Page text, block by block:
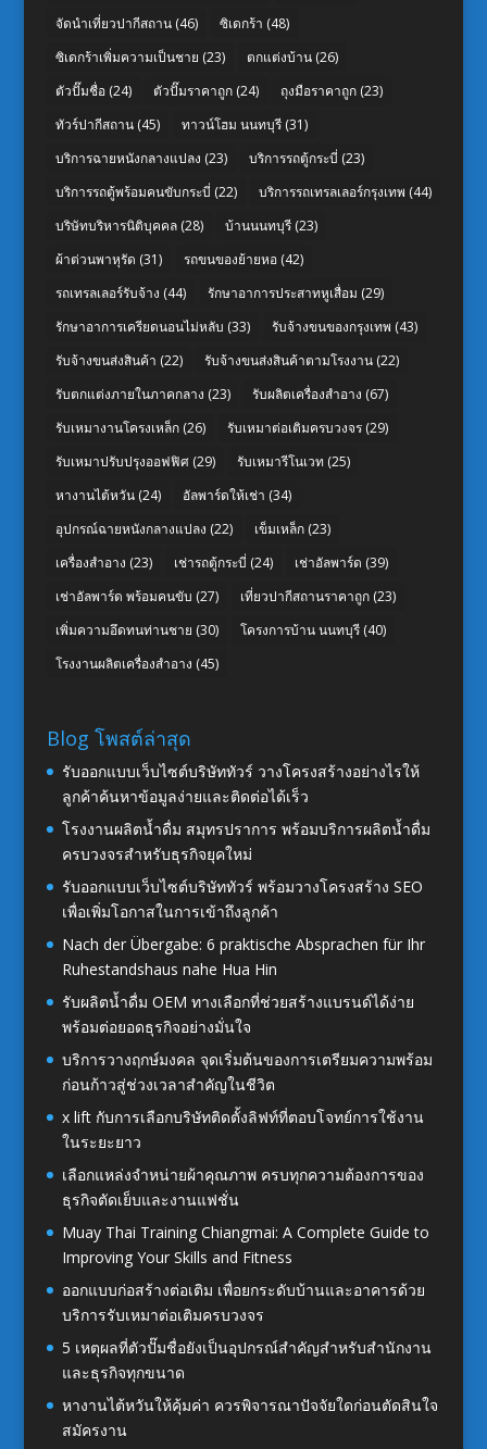
จัดนำเที่ยวปากีสถาน(46) ซิเดกร้า (48)
ซิเดกร้าเพิ่มความเป็นชาย (23) ตกแต่งบ้าน(26)
ตัวปั๊มชื่อ(24) ตัวปั๊มราคาถูก(24) ถุงมือราคาถูก(23)
ทัวร์ปากีสถาน(45) ทาวน์โฮม นนทบุรี(31)
บริการฉายหนังกลางแปลง (23) บริการรถตู้กระบี่ (23)
บริการรถตู้พร้อมคนขับกระบี่ (22) บริการรถเทรลเลอร์กรุงเทพ (44)
บริษัทบริหารนิติบุคคล(28) บ้านนนทบุรี(23)
ผ้าต่วนพาหุรัด (31) รถขนของย้ายหอ(42)
รถเทรลเลอร์รับจ้าง (44) รักษาอาการประสาทหูเสื่อม (29)
รักษาอาการเครียดนอนไม่หลับ (33) รับจ้างขนของกรุงเทพ (43)
รับจ้างขนส่งสินค้า (22) รับจ้างขนส่งสินค้าตามโรงงาน(22)
รับตกแต่งภายในภาคกลาง (23) รับผลิตเครื่องสำอาง (67)
รับเหมางานโครงเหล็ก(26) รับเหมาต่อเติมครบวงจร(29)
รับเหมาปรับปรุงออฟฟิศ(29) รับเหมารีโนเวท (25)
หางานไต้หวัน(24) อัลพาร์ดให้เช่า (34)
อุปกรณ์ฉายหนังกลางแปลง (22) เข็มเหล็ก(23)
เครื่องสำอาง (23) เช่ารถตู้กระบี่ (24) เช่าอัลพาร์ด (39)
เช่าอัลพาร์ด พร้อมคนขับ (27) เที่ยวปากีสถานราคาถูก(23)
เพิ่มความอึดทนท่านชาย (30) โครงการบ้าน นนทบุรี(40)
โรงงานผลิตเครื่องสำอาง (45)
Blog โพสต์ล่าสุด
รับออกแบบเว็บไซต์บริษัททัวร์ วางโครงสร้างอย่างไรให้
ลูกค้าค้นหาข้อมูลง่ายและติดต่อได้เร็ว
โรงงานผลิตน้ำดื่ม สมุทรปราการ พร้อมบริการผลิตน้ำดื่ม
ครบวงจรสำหรับธุรกิจยุคใหม่
รับออกแบบเว็บไซต์บริษัททัวร์ พร้อมวางโครงสร้าง SEO
เพื่อเพิ่มโอกาสในการเข้าถึงลูกค้า
Nach der Übergabe: 6 praktische Absprachen für Ihr
Ruhestandshaus nahe Hua Hin
รับผลิตน้ำดื่ม OEM ทางเลือกที่ช่วยสร้างแบรนด์ได้ง่าย
พร้อมต่อยอดธุรกิจอย่างมั่นใจ
บริการวางฤกษ์มงคล จุดเริ่มต้นของการเตรียมความพร้อม
ก่อนก้าวสู่ช่วงเวลาสำคัญในชีวิต
x lift กับการเลือกบริษัทติดตั้งลิฟท์ที่ตอบโจทย์การใช้งาน
ในระยะยาว
เลือกแหล่งจำหน่ายผ้าคุณภาพ ครบทุกความต้องการของ
ธุรกิจตัดเย็บและงานแฟชั่น
Muay Thai Training Chiangmai: A Complete Guide to
Improving Your Skills and Fitness
ออกแบบก่อสร้างต่อเติม เพื่อยกระดับบ้านและอาคารด้วย
บริการรับเหมาต่อเติมครบวงจร
5 เหตุผลที่ตัวปั๊มชื่อยังเป็นอุปกรณ์สำคัญสำหรับสำนักงาน
และธุรกิจทุกขนาด
หางานไต้หวันให้คุ้มค่า ควรพิจารณาปัจจัยใดก่อนตัดสินใจ
สมัครงาน